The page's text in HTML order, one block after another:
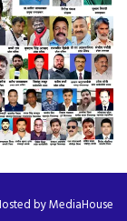
byMediaHouse